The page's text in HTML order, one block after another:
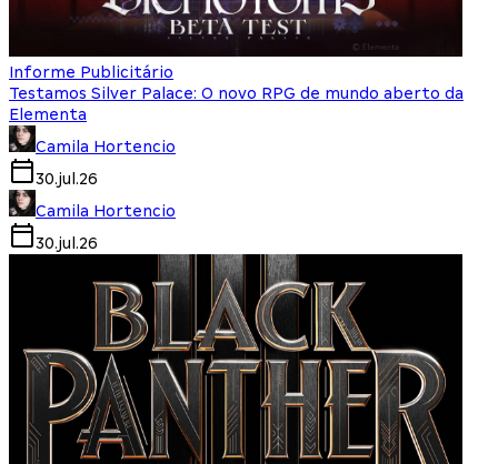
Informe Publicitário
Testamos Silver Palace: O novo RPG de mundo aberto da
Elementa
Camila Hortencio
30.jul.26
Camila Hortencio
30.jul.26